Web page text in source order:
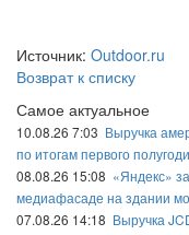
Источник: Outdoor.ru
Возврат к списку
Самое актуальное
10.08.26 7:03 Выручка
по итогам первого
08.08.26 15:08 «Яндекс»
медиафасаде на здании
07.08.26 14:18 Выручка